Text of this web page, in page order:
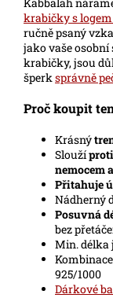
Kabbalah
krabičky s logem
ručně psaný
jako vaše
krabičky, jsou
šperksprávně
Proč koupit
Krásný
Slouží
nemocem
Přitahuje
Nádherný
Posuvná
bez
Min. délka
Kombinace
925/1000
Dárkové